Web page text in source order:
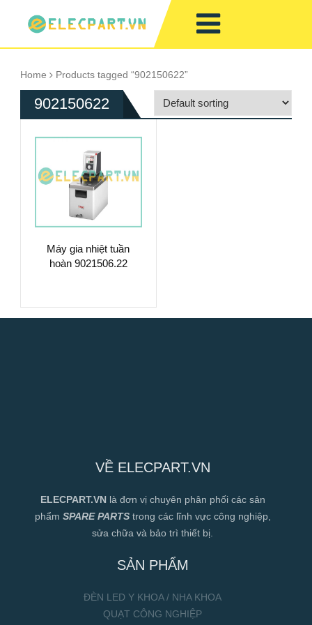
Home Products tagged “902150622”
902150622
Máy gia nhiệt tuần
hoàn 9021506.22
VỀ ELECPART.VN
ELECPART.VN là đơn vị chuyên phân phối các sản
phẩm SPARE PARTStrong các lĩnh vực công nghiệp,
sửa chữa và bảo trì thiết bị.
SẢN PHẨM
ĐÈN LED Y KHOA / NHA KHOA
QUẠT CÔNG NGHIỆP